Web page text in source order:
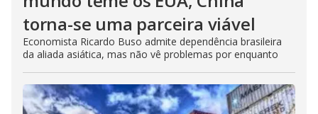
torna-se uma parceira viável
Economista Ricardo Buso admite dependência brasileira
da aliada asiática, mas não vê problemas por enquanto